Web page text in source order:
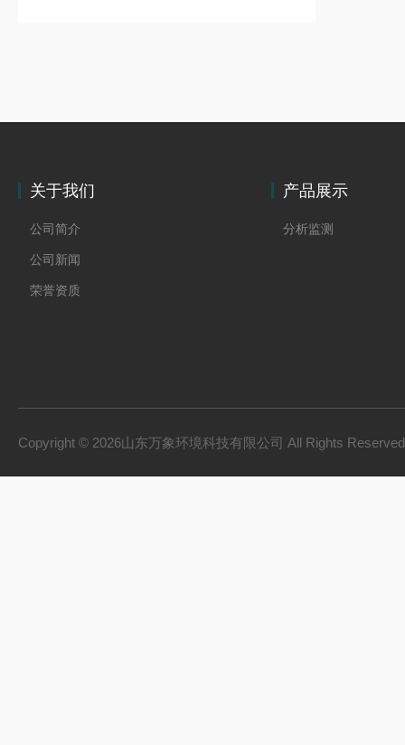
关于我们
公司简介
公司新闻
荣誉资质
产品展示
分析监测
Copyright © 2026山东万象环境科技有限公司 All Rights